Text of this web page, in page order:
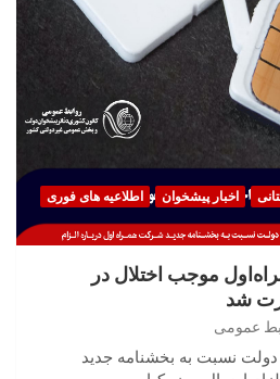
اخبار پیشخوان
اطلاعیه های فوری
موجب اختلال در
شد
عمومی
دولت نسبت به بخشنامه جدید